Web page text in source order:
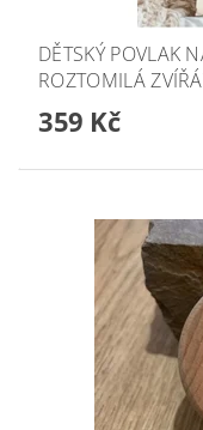
DĚTSKÝ POVLAK
ROZTOMILÁ
359 Kč